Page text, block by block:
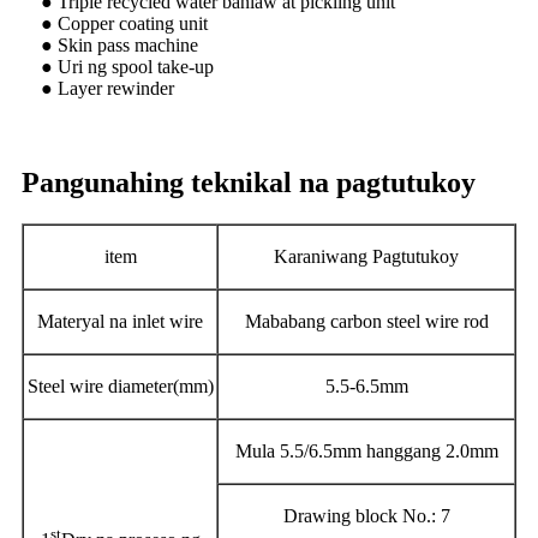
● Copper coating unit
● Skin pass machine
● Uri ng spool take-up
● Layer rewinder
Pangunahing teknikal na pagtutukoy
item Karaniwang Pagtutukoy
Materyal na inlet wire Mababang carbon steel wire rod
Steel wire diameter(mm) 5.5-6.5mm
st
Mula 5.5/6.5mm hanggang 2.0mm
Drawing block No.: 7